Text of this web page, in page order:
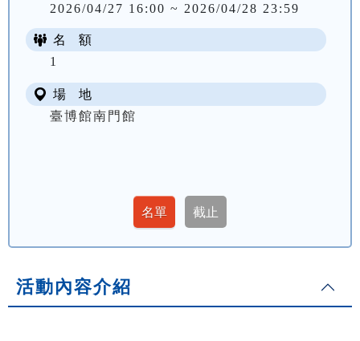
2026/04/27 16:00 ~ 2026/04/28 23:59
名 額
1
場 地
臺博館南門館
活動內容介紹